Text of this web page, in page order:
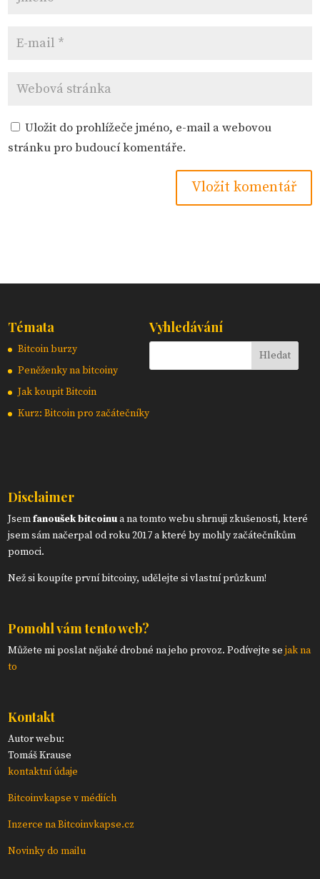
Uložit do prohlížeče jméno, e-mail a webovou
stránku pro budoucí komentáře.
Témata
Bitcoin burzy
Peněženky na bitcoiny
Jak koupit Bitcoin
Kurz: Bitcoin pro začátečníky
Vyhledávání
Disclaimer
Jsemfanoušek bitcoinua na tomto webu shrnuji zkušenosti, které
jsem sám načerpal od roku 2017 a které by mohly začátečníkům
pomoci.
Než si koupíte první bitcoiny, udělejte si vlastní průzkum!
Pomohl vám tento web?
Můžete mi poslat nějaké drobné na jeho provoz. Podívejte sejak na
to
Kontakt
Autor webu:
Tomáš Krause
kontaktní údaje
Bitcoinvkapse v médiích
Inzerce na Bitcoinvkapse.cz
Novinky do mailu